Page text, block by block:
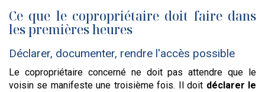
Ce que le copropriétaire doit faire dans
les premières heures
Déclarer, documenter, rendre l'accès possible
Le copropriétaire concerné ne doit pas attendre que le
voisin se manifeste une troisième fois. Il doit déclarer le